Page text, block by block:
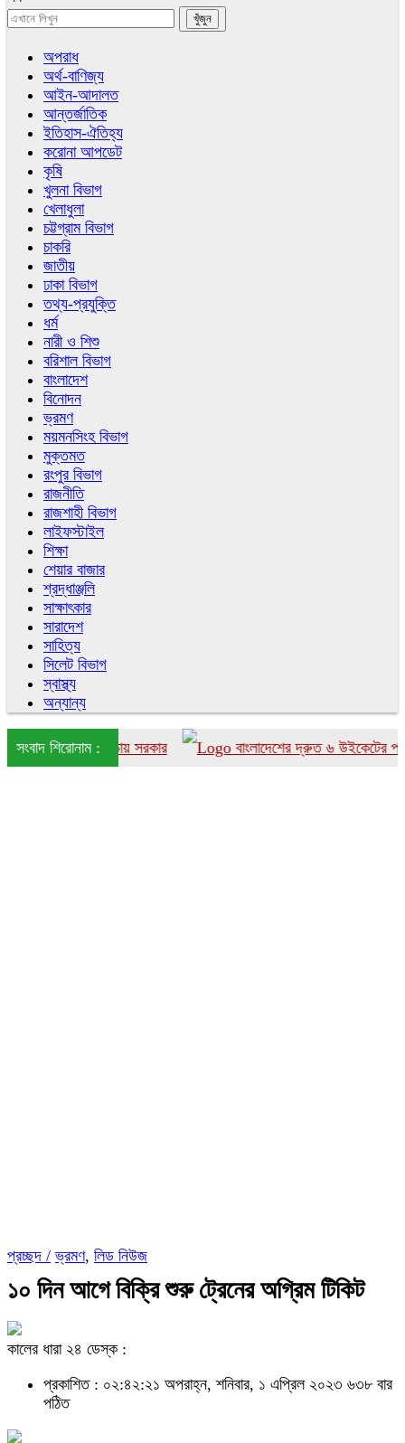
অপরাধ
অর্থ-বাণিজ্য
আইন-আদালত
আন্তর্জাতিক
ইতিহাস-ঐতিহ্য
করোনা আপডেট
কৃষি
খুলনা বিভাগ
খেলাধুলা
চট্টগ্রাম বিভাগ
চাকরি
জাতীয়
ঢাকা বিভাগ
তথ্য-প্রযুক্তি
ধর্ম
নারী ও শিশু
বরিশাল বিভাগ
বাংলাদেশ
বিনোদন
ভ্রমণ
ময়মনসিংহ বিভাগ
মুক্তমত
রংপুর বিভাগ
রাজনীতি
রাজশাহী বিভাগ
লাইফস্টাইল
শিক্ষা
শেয়ার বাজার
শ্রদ্ধাঞ্জলি
সাক্ষাৎকার
সারাদেশ
সাহিত্য
সিলেট বিভাগ
স্বাস্থ্য
অন্যান্য
সংবাদ শিরোনাম :
আনতে চায় সরকার বাংলাদেশের দ্রুত ৬ উইকেটের পতন
প্রচ্ছদ / ভ্রমণ, লিড নিউজ
১০ দিন আগে বিক্রি শুরু ট্রেনের অগ্রিম টিকিট
কালের ধারা ২৪ ডেস্ক :
প্রকাশিত : ০২:৪২:২১ অপরাহ্ন, শনিবার, ১ এপ্রিল ২০২৩ ৬৩৮ বার
পঠিত